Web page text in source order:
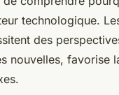
technologique.
des
nouvelles, favorise